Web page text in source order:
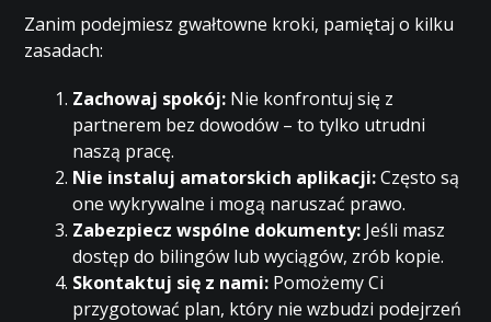
Zanim podejmiesz gwałtowne kroki, pamiętaj o kilku
zasadach:
Zachowaj spokój: Nie konfrontuj się z
partnerem bez dowodów – to tylko utrudni
naszą pracę.
Nie instaluj amatorskich aplikacji:Często są
one wykrywalne i mogą naruszać prawo.
Zabezpiecz wspólne dokumenty: Jeśli masz
dostęp do bilingów lub wyciągów, zrób kopie.
Skontaktuj się z nami: Pomożemy Ci
przygotować plan, który nie wzbudzi podejrzeń